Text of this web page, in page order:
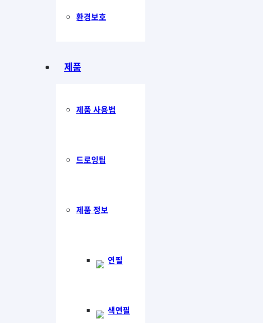
환경보호
제품
제품 사용법
드로잉팁
제품 정보
연필
색연필